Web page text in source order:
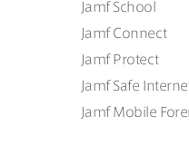
Jamf School
Jamf Connect
Jamf Protect
Jamf Safe
Jamf Mobile